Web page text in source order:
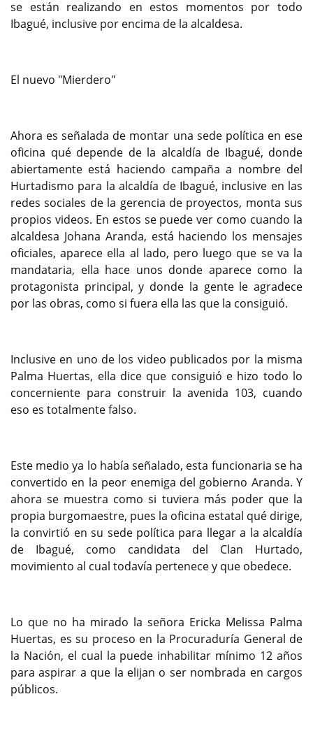
se están realizando en estos momentos por todo
Ibagué, inclusive por encima de la alcaldesa.
El nuevo "Mierdero"
Ahora es señalada de montar una sede política en ese
oficina qué depende de la alcaldía de Ibagué, donde
abiertamente está haciendo campaña a nombre del
Hurtadismo para la alcaldía de Ibagué, inclusive en las
redes sociales de la gerencia de proyectos, monta sus
propios videos. En estos se puede ver como cuando la
alcaldesa Johana Aranda, está haciendo los mensajes
oficiales, aparece ella al lado, pero luego que se va la
mandataria, ella hace unos donde aparece como la
protagonista principal, y donde la gente le agradece
por las obras, como si fuera ella las que la consiguió.
Inclusive en uno de los video publicados por la misma
Palma Huertas, ella dice que consiguió e hizo todo lo
concerniente para construir la avenida 103, cuando
eso es totalmente falso.
Este medio ya lo había señalado, esta funcionaria se ha
convertido en la peor enemiga del gobierno Aranda. Y
ahora se muestra como si tuviera más poder que la
propia burgomaestre, pues la oficina estatal qué dirige,
la convirtió en su sede política para llegar a la alcaldía
de Ibagué, como candidata del Clan Hurtado,
movimiento al cual todavía pertenece y que obedece.
Lo que no ha mirado la señora Ericka Melissa Palma
Huertas, es su proceso en la Procuraduría General de
la Nación, el cual la puede inhabilitar mínimo 12 años
para aspirar a que la elijan o ser nombrada en cargos
públicos.